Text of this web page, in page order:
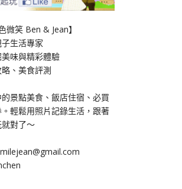
微笑 Ben & Jean】
生活專家
味與精彩體驗
、美食評測
景點美食、飯店住宿、必買
輕鬆用照片記錄生活，跟著
對了～